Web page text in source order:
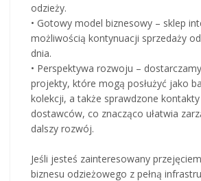
odzieży.
• Gotowy model biznesowy – sklep
możliwością kontynuacji sprzedaży
dnia.
• Perspektywa rozwoju –
projekty, które mogą posłużyć jako
kolekcji, a także sprawdzone
dostawców, co znacząco ułatwia
dalszy rozwój.
Jeśli jesteś zainteresowany
biznesu odzieżowego z pełną